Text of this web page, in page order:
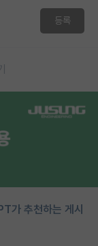
등록
가 추천하는 게시